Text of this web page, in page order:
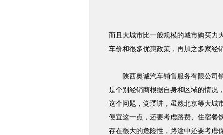
而且大城市比一般规模的城市购买力
车价和很多优惠政策，再加之多家经
陕西奥诚汽车销售服务有限公司销
是个别经销商根据自身和区域的情况
这个问题，党璞讲，虽然北京等大城
便宜这一点，还要考虑路费、住宿餐
存在很大的危险性，路途中还要考虑